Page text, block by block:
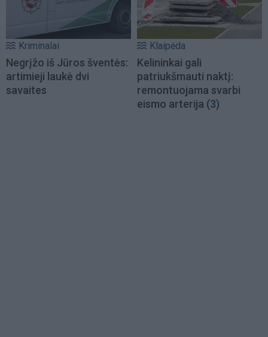
Kriminalai
Negrįžo iš Jūros šventės:
artimieji laukė dvi
savaites
Klaipėda
Kelininkai gali
patriukšmauti naktį:
remontuojama svarbi
eismo arterija (3)